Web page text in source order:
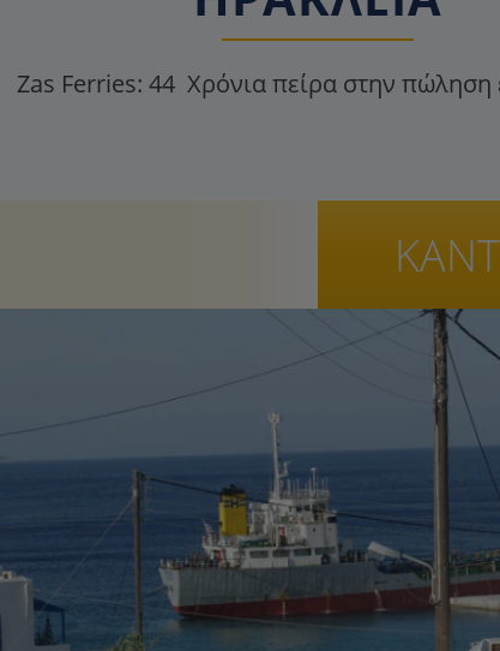
Zas Ferries: 44Χρόνια πείρα στην πώληση